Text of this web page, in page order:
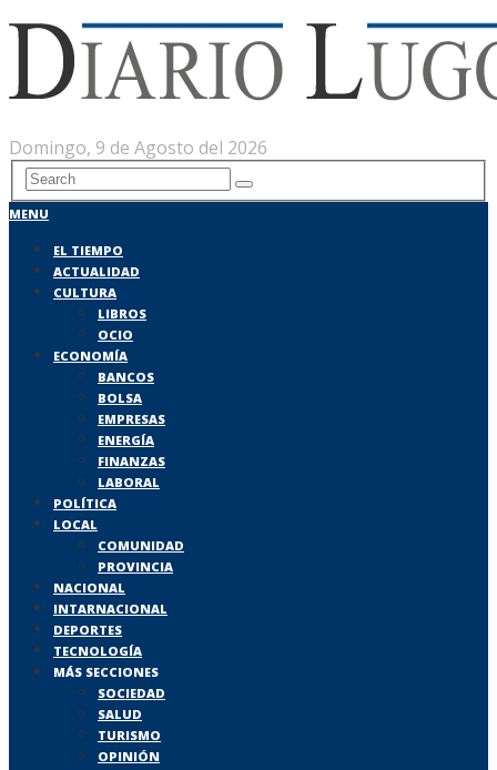
Domingo, 9 de Agosto del 2026
MENU
EL TIEMPO
ACTUALIDAD
CULTURA
LIBROS
OCIO
ECONOMÍA
BANCOS
BOLSA
EMPRESAS
ENERGÍA
FINANZAS
LABORAL
POLÍTICA
LOCAL
COMUNIDAD
PROVINCIA
NACIONAL
INTARNACIONAL
DEPORTES
TECNOLOGÍA
MÁS SECCIONES
SOCIEDAD
SALUD
TURISMO
OPINIÓN